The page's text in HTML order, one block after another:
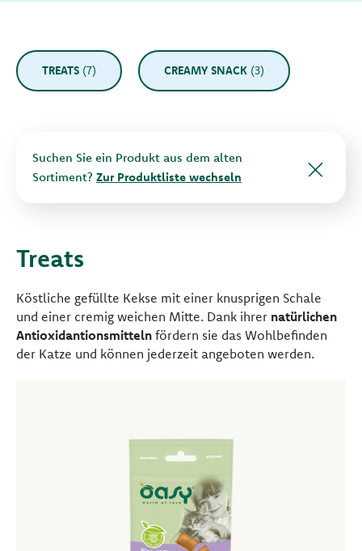
TREATS (7) CREAMY SNACK (3)
Suchen Sie ein Produkt aus dem alten
Sortiment? Zur Produktliste wechseln
Treats
Köstliche gefüllte Kekse mit einer knusprigen Schale
und einer cremig weichen Mitte. Dank ihrer natürlichen
Antioxidantionsmitteln fördern sie das Wohlbefinden
der Katze und können jederzeit angeboten werden.